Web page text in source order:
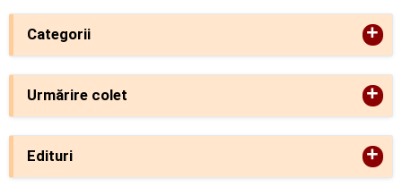
Categorii +
Urmărire colet +
Edituri +